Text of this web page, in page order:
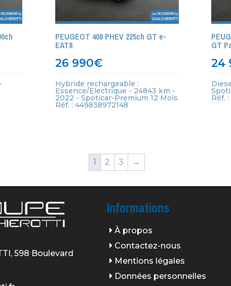
PEUGEOT 408 PHEV 225ch GT e-
EAT8
26 990€
Hybride rechargeable :
Essence/Electrique - 24843 km -
2022 - Spoticar-Premium 12 Mois
Réf. : 449838972148
GT
24
Réf.
1 2 3 →
598 Boulevard
Informations
À propos
Contactez-nous
Mentions légales
Données personnelles